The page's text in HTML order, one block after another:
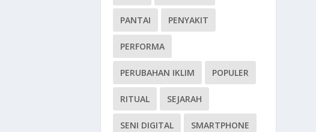
PANTAI PENYAKIT
PERFORMA
PERUBAHAN IKLIM POPULER
RITUAL SEJARAH
SENI DIGITAL SMARTPHONE